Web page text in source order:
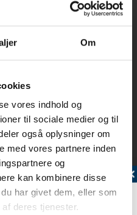
Om
vores indhold og
til sociale medier og til
også oplysninger om
med vores partnere inden
og
kan kombinere disse
har givet dem, eller som
deres tjenester.
nyhedsbrev